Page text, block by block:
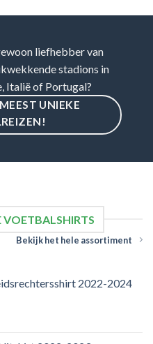
liefhebber van
stadions in
Italië of Portugal?
UNIEKE
VOETBALSHIRTS
Bekijk het hele assortiment
2022-2024